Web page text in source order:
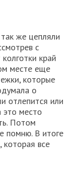
же цепляли
с
край
месте еще
которые
о
отлепится или
это место
Потом
помню. В итоге
которая все